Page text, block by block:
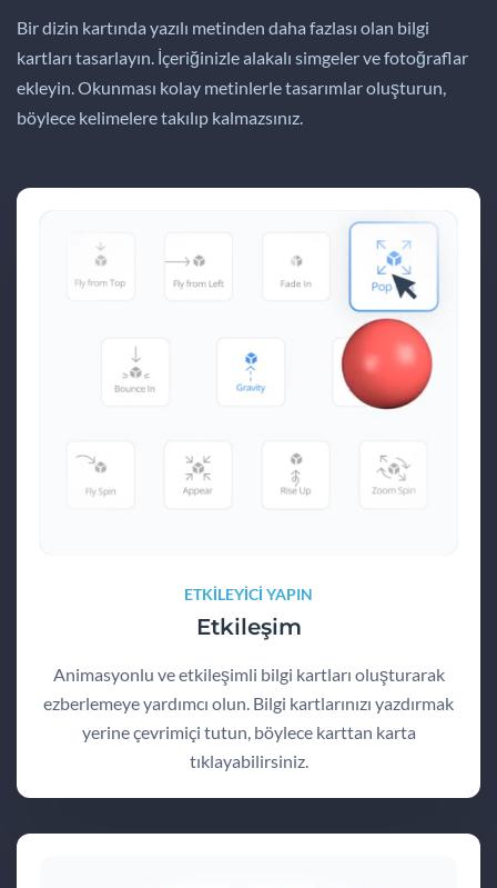
Bir dizin kartında yazılı metinden daha fazlası olan bilgi
kartları tasarlayın. İçeriğinizle alakalı simgeler ve fotoğraflar
ekleyin. Okunması kolay metinlerle tasarımlar oluşturun,
böylece kelimelere takılıp kalmazsınız.
ETKİLEYİCİ YAPIN
Etkileşim
Animasyonlu ve etkileşimli bilgi kartları oluşturarak
ezberlemeye yardımcı olun. Bilgi kartlarınızı yazdırmak
yerine çevrimiçi tutun, böylece karttan karta
tıklayabilirsiniz.